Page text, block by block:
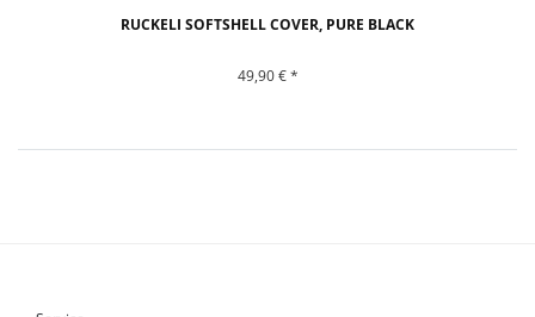
RUCKELI SOFTSHELL COVER, PURE BLACK
49,90 € *